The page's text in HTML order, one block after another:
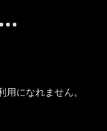
用になれません。